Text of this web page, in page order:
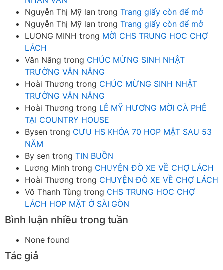
Nguyễn Thị Mỹ lan trong Trang giấy còn để mở
Nguyễn Thị Mỹ lan trong Trang giấy còn để mở
LUONG MINH trong MỜI CHS TRUNG HOC CHỢ
LÁCH
Văn Năng trong CHÚC MỪNG SINH NHẬT
TRƯỜNG VĂN NĂNG
Hoài Thương trong CHÚC MỪNG SINH NHẬT
TRƯỜNG VĂN NĂNG
Hoài Thương trong LÊ MỸ HƯƠNG MỜI CÀ PHÊ
TẠI COUNTRY HOUSE
Bysen trong CƯU HS KHÓA 70 HOP MẶT SAU 53
NĂM
By sen trong TIN BUỒN
Lương Minh trong CHUYỆN ĐÒ XE VỀ CHỢ LÁCH
Hoài Thương trong CHUYỆN ĐÒ XE VỀ CHỢ LÁCH
Võ Thanh Tùng trong CHS TRUNG HOC CHỢ
LÁCH HOP MẶT Ở SÀI GÒN
Bình luận nhiều trong tuần
None found
Tác giả